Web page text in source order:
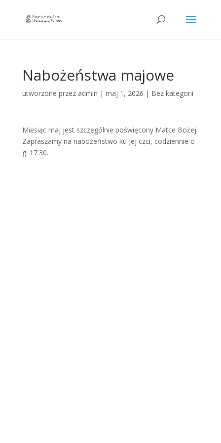
Nabożeństwa majowe
utworzone przez admin | maj 1, 2026 | Bez kategorii
Miesiąc maj jest szczególnie poświęcony Matce Bożej.
Zapraszamy na nabożeństwo ku Jej czci, codziennie o
g. 17.30.